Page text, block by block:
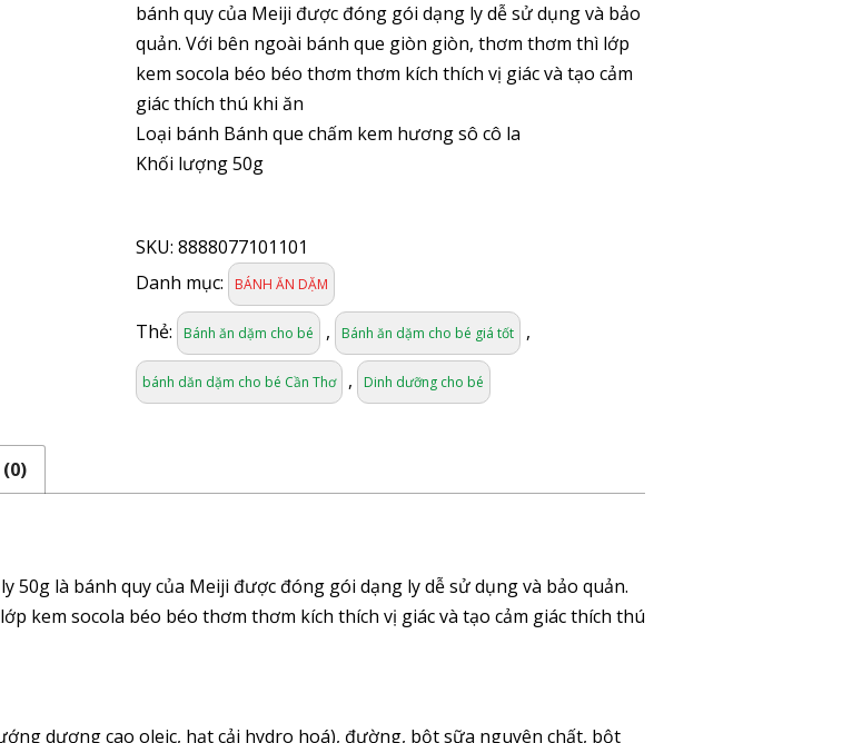
bánh quy của Meiji được đóng gói dạng ly dễ sử dụng và bảo
quản. Với bên ngoài bánh que giòn giòn, thơm thơm thì lớp
kem socola béo béo thơm thơm kích thích vị giác và tạo cảm
giác thích thú khi ăn
Loại bánh Bánh que chấm kem hương sô cô la
Khối lượng 50g
YAN
CHOCOLATE
lượng
SKU:8888077101101
Danh mục:
BÁNH ĂN DẶM
Thẻ: Bánh ăn dặm cho bé , Bánh ăn dặm cho bé giá tốt ,
bánh dăn dặm cho bé Cần Thơ , Dinh dưỡng cho bé
50g là bánh quy của Meiji được đóng gói dạng ly dễ sử dụng và bảo quản.
kem socola béo béo thơm thơm kích thích vị giác và tạo cảm giác thích thú
dương cao oleic, hạt cải hydro hoá), đường, bột sữa nguyên chất, bột